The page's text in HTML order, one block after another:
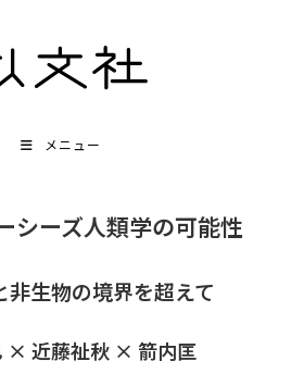
メニュー
シーズ人類学の可能性
生物の境界を超えて
× 近藤祉秋 × 箭内匡